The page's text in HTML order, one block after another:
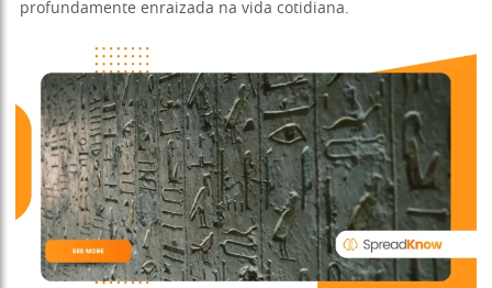
profundamente enraizada na vida cotidiana.